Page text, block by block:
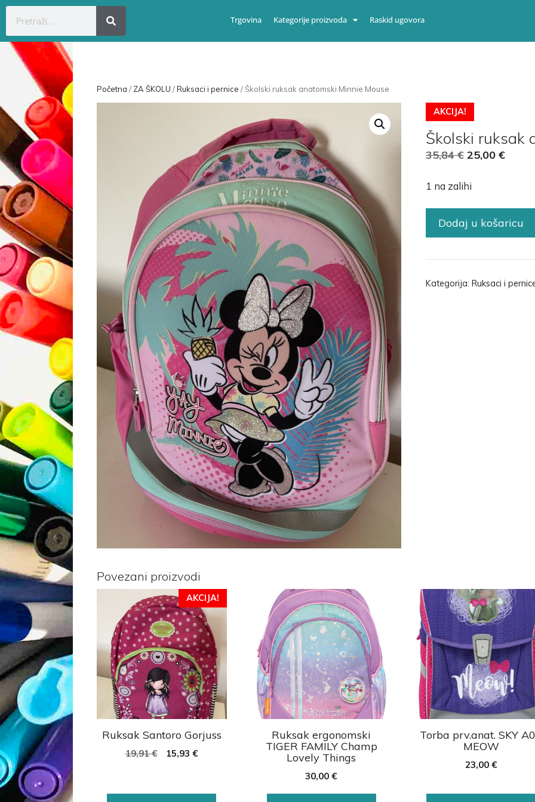
Trgovina Kategorije proizvoda Raskid ugovora
Početna / ZA ŠKOLU /Ruksaci i pernice / Školski ruksak anatomski Minnie Mouse
AKCIJA!
Školski ruksak
35,84€ 25,00 €
1 na zalihi
Dodaj u košaricu
Kategorija: Ruksaci i
Povezani proizvodi
AKCIJA!
Ruksak Santoro Gorjuss
19,91€ 15,93 €
Ruksak ergonomski
TIGER FAMILY Champ
Lovely Things
30,00€
Torba prv.anat. SKY
MEOW
23,00 €